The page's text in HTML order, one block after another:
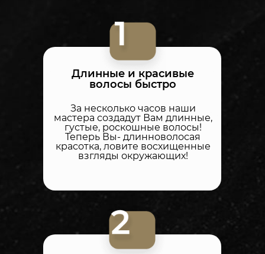
Длинные и красивые
волосы быстро
За несколько часов наши
мастера создадут Вам длинные,
густые, роскошные волосы!
Теперь Вы- длинноволосая
красотка, ловите восхищенные
взгляды окружающих!